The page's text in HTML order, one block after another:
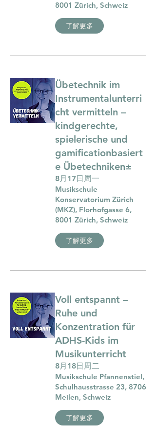
8001 Zürich, Schweiz
了解更多
Übetechnik im
Instrumentalunterri
cht vermitteln –
kindgerechte,
spielerische und
gamificationbasiert
e Übetechniken±
8月17日周一
Musikschule
Konservatorium Zürich
(MKZ), Florhofgasse 6,
8001 Zürich, Schweiz
了解更多
Voll entspannt –
Ruhe und
Konzentration für
ADHS-Kids im
Musikunterricht
8月18日周二
Musikschule Pfannenstiel,
Schulhausstrasse 23, 8706
Meilen, Schweiz
了解更多